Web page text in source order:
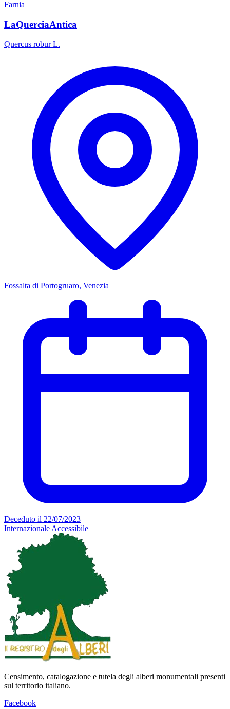
Farnia
LaQuerciaAntica
Quercus robur L.
Fossalta di Portogruaro, Venezia
Deceduto il 22/07/2023
Internazionale Accessibile
Censimento, catalogazione e tutela degli alberi monumentali presenti
sul territorio italiano.
Facebook